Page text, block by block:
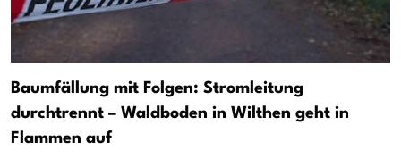
Baumfällung mit Folgen: Stromleitung
durchtrennt – Waldboden in Wilthen geht in
Flammen auf